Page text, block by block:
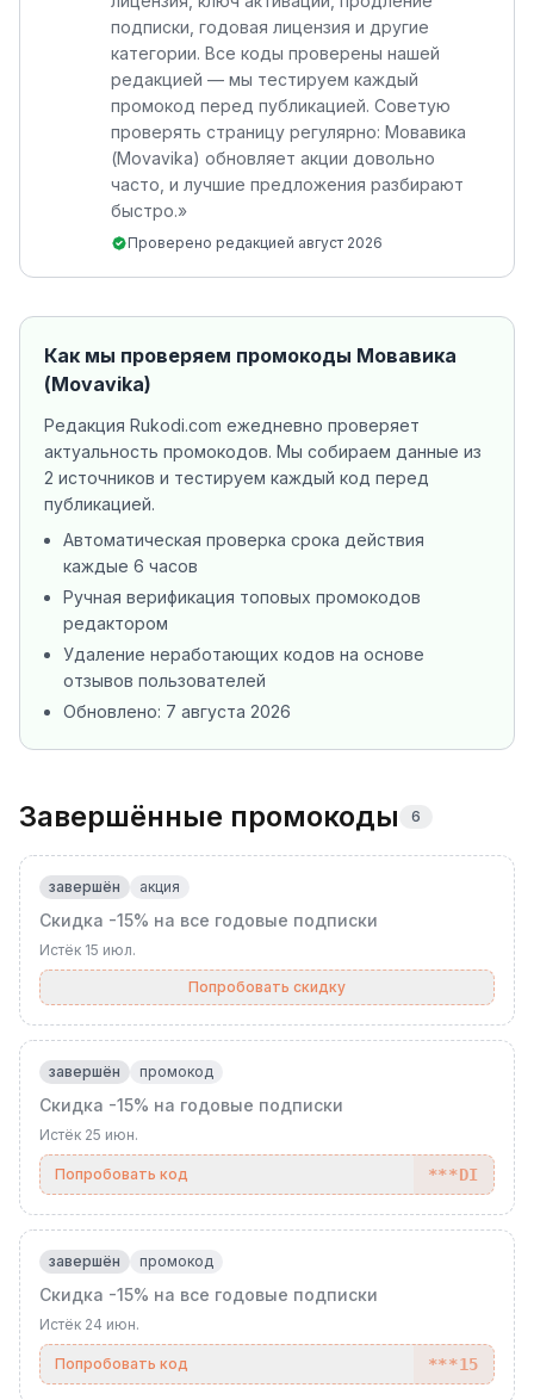
подписки, годовая лицензия и другие
категории. Все коды проверены нашей
редакцией — мы тестируем каждый
промокод перед публикацией. Советую
проверять страницу регулярно: Мовавика
(Movavika) обновляет акции довольно
часто, и лучшие предложения разбирают
быстро.»
Проверено редакцией август 2026
Как мы проверяем промокоды Мовавика
(Movavika)
Редакция Rukodi.com ежедневно проверяет
актуальность промокодов. Мы собираем данные из
2 источников и тестируем каждый код перед
публикацией.
Автоматическая проверка срока действия
каждые 6 часов
Ручная верификация топовых промокодов
редактором
Удаление неработающих кодов на основе
отзывов пользователей
Обновлено: 7 августа 2026
Завершённые промокоды 6
завершён акция
Скидка -15% на все годовые подписки
Истёк 15 июл.
Попробовать скидку
завершён промокод
Скидка -15% на годовые подписки
Истёк 25 июн.
Попробовать код ***DI
завершён промокод
Скидка -15% на все годовые подписки
Истёк 24 июн.
Попробовать код ***15